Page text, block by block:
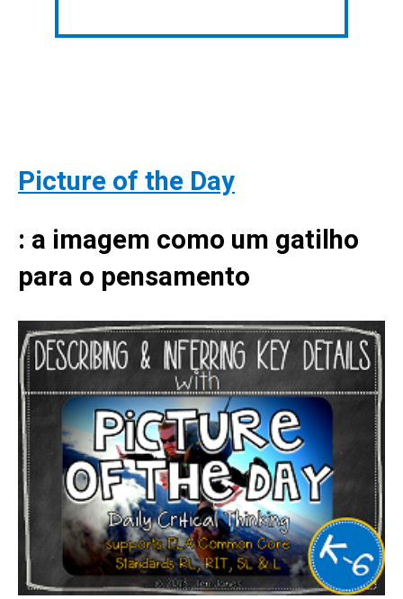
Picture of the Day
: a imagem como um gatilho
para o pensamento